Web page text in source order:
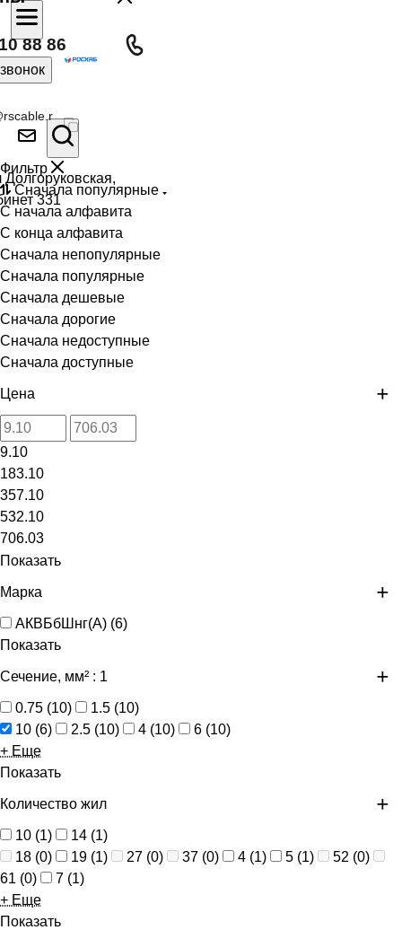
88 86
331
Фильтр
Сначала популярные
С начала алфавита
С конца алфавита
Сначала непопулярные
Сначала популярные
Сначала дешевые
Сначала дорогие
Сначала недоступные
Сначала доступные
Цена
9.10
183.10
357.10
532.10
706.03
Показать
Марка
АКВБбШнг(А) (6)
Показать
Сечение, мм² : 1
0.75 (10) 1.5 (10)
10 (6) 2.5 (10) 4 (10) 6 (10)
+ Еще
Показать
Количество жил
10 (1) 14 (1)
18 (0) 19 (1) 27 (0) 37 (0) 4 (1) 5 (1) 52 (0)
61 (0) 7 (1)
+ Еще
Показать